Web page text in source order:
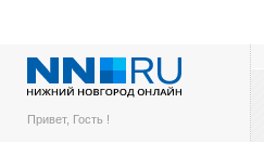
Привет, Гость !